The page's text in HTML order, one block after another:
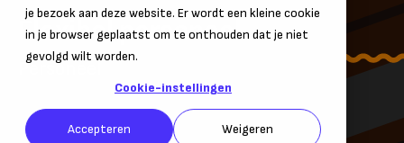
je bezoek aan deze website. Er wordt een kleine cookie
in je browser geplaatst om te onthouden dat je niet
gevolgd wilt worden.
Cookie-instellingen
Accepteren Weigeren
Flexibel personeel
Personeel